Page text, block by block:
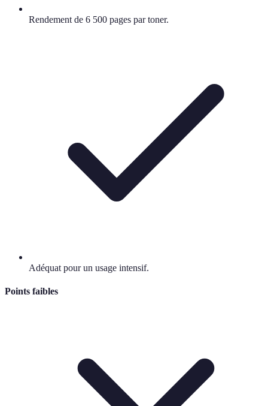
Rendement de 6 500 pages par toner.
Adéquat pour un usage intensif.
Points faibles